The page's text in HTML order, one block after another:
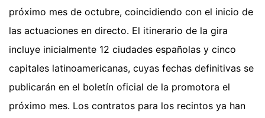
próximo mes de octubre, coincidiendo con el inicio de
las actuaciones en directo. El itinerario de la gira
incluye inicialmente 12 ciudades españolas y cinco
capitales latinoamericanas, cuyas fechas definitivas se
publicarán en el boletín oficial de la promotora el
próximo mes. Los contratos para los recintos ya han